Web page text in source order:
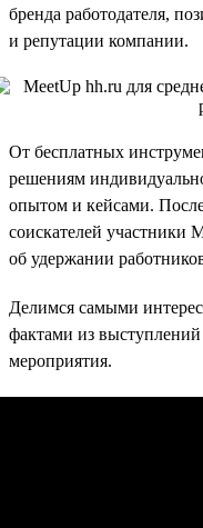
бренда работодателя,
и репутации компании.
От бесплатных
решениям
опытом и кейсами.
соискателей участники
об удержании
Делимся самыми
фактами из
мероприятия.